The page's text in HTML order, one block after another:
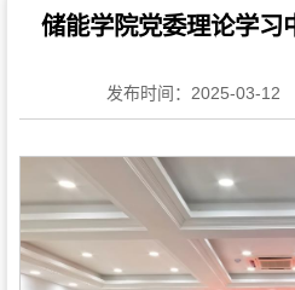
储能学院党委理论学习
发布时间：2025-03-12